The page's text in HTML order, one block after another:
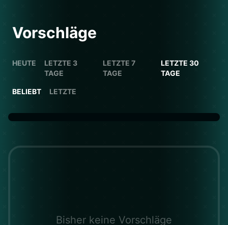
Vorschläge
HEUTE
LETZTE 3
TAGE
LETZTE 7
TAGE
LETZTE 30
TAGE
BELIEBT LETZTE
Bisher keine Vorschläge